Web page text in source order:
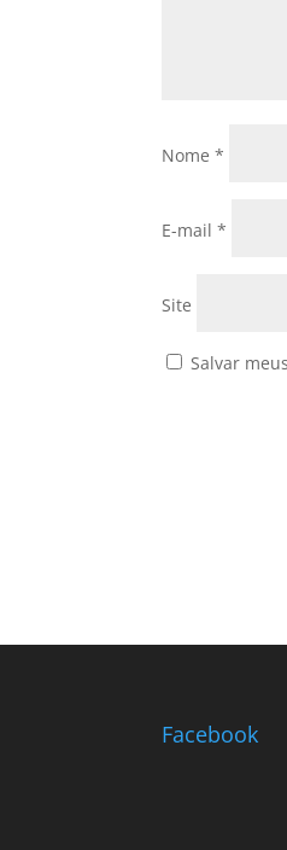
Nome*
E-mail*
Site
Salvar
Facebook